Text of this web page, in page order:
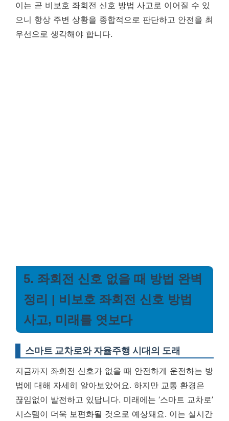
이는 곧 비보호 좌회전 신호 방법 사고로 이어질 수 있
으니 항상 주변 상황을 종합적으로 판단하고 안전을 최
우선으로 생각해야 합니다.
5. 좌회전 신호 없을 때 방법 완벽
정리 | 비보호 좌회전 신호 방법
사고, 미래를 엿보다
스마트 교차로와 자율주행 시대의 도래
지금까지 좌회전 신호가 없을 때 안전하게 운전하는 방
법에 대해 자세히 알아보았어요. 하지만 교통 환경은
끊임없이 발전하고 있답니다. 미래에는 ‘스마트 교차로’
시스템이 더욱 보편화될 것으로 예상돼요. 이는 실시간